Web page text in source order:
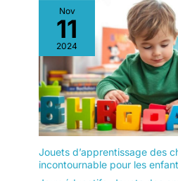
Nov
11
2024
Jouets d’apprentissage des
incontournable pour les